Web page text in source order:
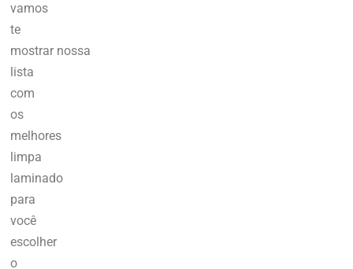
vamos
te
mostrar nossa
lista
com
os
melhores
limpa
laminado
para
você
escolher
o